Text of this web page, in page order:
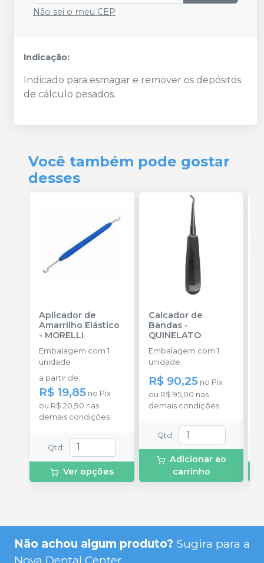
Não sei o meu CEP
Indicação:
Indicado para esmagar e remover os depósitos
de cálculo pesados.
Você também pode gostar
desses
Aplicador de
Amarrilho Elástico
- MORELLI
Embalagem com 1
unidade
a partir de:
R$ 19,85 no Pix
ou R$ 20,90 nas
demais condições
Qtd :
Ver opções
Calcador de
Bandas-
QUINELATO
Embalagem com 1
unidade.
R$ 90,25 no Pix
ou R$ 95,00 nas
demais condições
Qtd :
Adicionar ao
carrinho
Não achou algum produto? Sugira para a
Nova Dental Center